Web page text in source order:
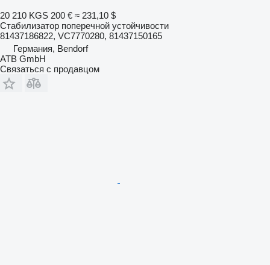
20 210 KGS 200 € ≈ 231,10 $
Стабилизатор поперечной устойчивости
81437186822, VC7770280, 81437150165
Германия, Bendorf
ATB GmbH
Связаться с продавцом